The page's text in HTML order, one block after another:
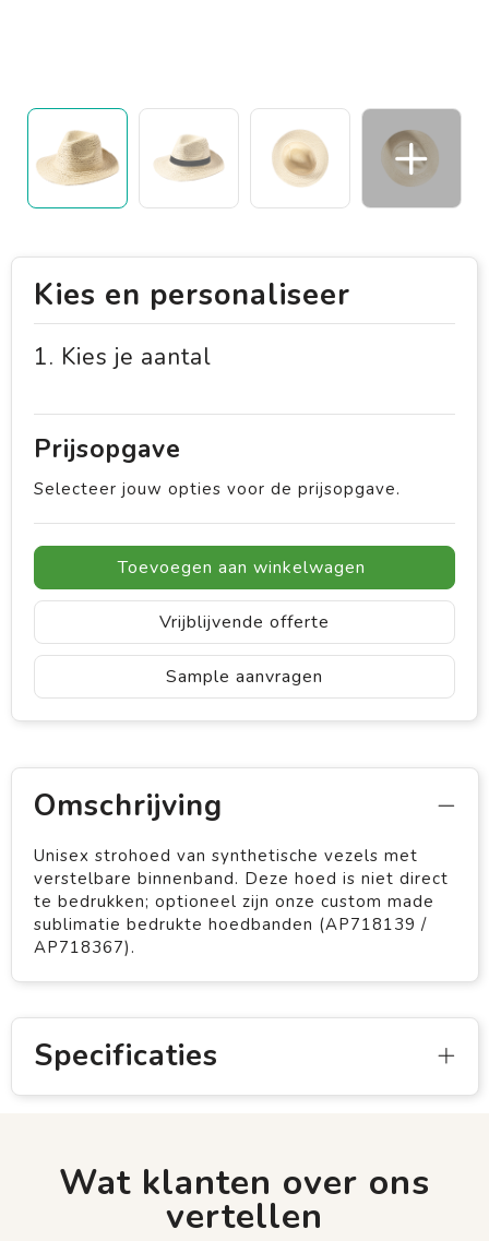
Kies en personaliseer
1. Kies je aantal
Prijsopgave
Selecteer jouw opties voor de prijsopgave.
Toevoegen aan winkelwagen
Vrijblijvende offerte
Sample aanvragen
Omschrijving
Unisex strohoed van synthetische vezels met
verstelbare binnenband. Deze hoed is niet direct
te bedrukken; optioneel zijn onze custom made
sublimatie bedrukte hoedbanden (AP718139 /
AP718367).
Specificaties
Wat klanten over ons
vertellen